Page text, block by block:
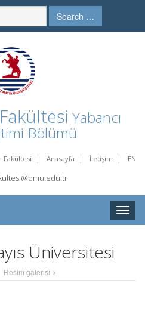
Search …
Yabancı
Bölümü
Fakültesi Anasayfa İletişim EN
Toggle
Üniversitesi
Resim galerisi